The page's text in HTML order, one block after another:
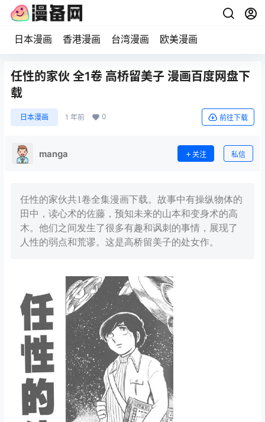
日本漫画 香港漫画 台湾漫画 欧美漫画
任性的家伙 全1卷 高桥留美子 漫画百度网盘下
载
日本漫画 1 年前 0 前往下载
manga 关注 私信
任性的家伙共1卷全集漫画下载。故事中有操纵物体的
田中，读心术的佐藤，预知未来的山本和变身术的高
木。他们之间发生了很多有趣和讽刺的事情，展现了
人性的弱点和荒谬。这是高桥留美子的处女作。